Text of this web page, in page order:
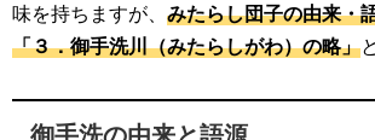
味を持ちますが、 みたらし団子の由来・
「３．御手洗川（みたらしがわ）の略」